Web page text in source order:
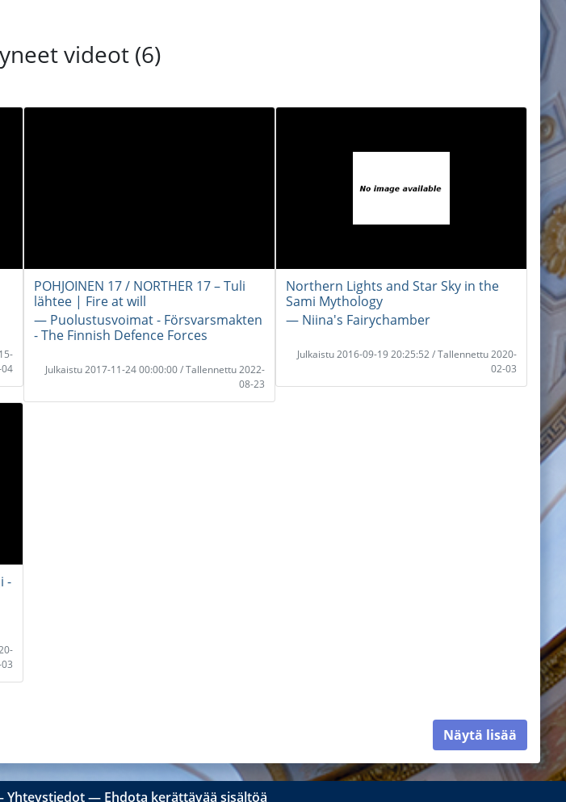
videot (6)
POHJOINEN 17 / NORTHER 17 – Tuli
lähtee | Fire at will
― Puolustusvoimat - Försvarsmakten
- The Finnish Defence Forces
Julkaistu 2017-11-24 00:00:00 / Tallennettu 2022-
08-23
Northern Lights and Star Sky in the
Sami Mythology
― Niina's Fairychamber
Julkaistu 2016-09-19 20:25:52 / Tallennettu 2020-
02-03
-
Näytä lisää
Yhteystiedot― Ehdota kerättävää sisältöä